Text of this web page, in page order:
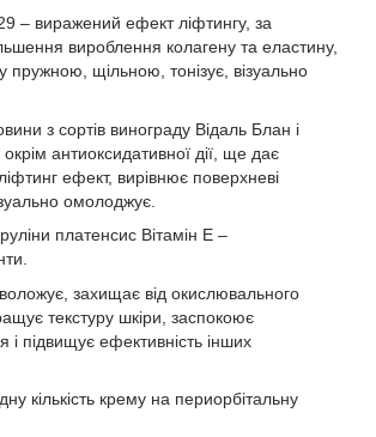
– виражений ефект ліфтингу, за
вироблення колагену та еластину,
пружною, щільною, тонізує, візуально
з сортів винограду Відаль Блан і
антиоксидативної дії, ще дає
ефект, вирівнює поверхневі
омолоджує.
платенсис Вітамін Е –
захищає від окислювального
текстуру шкіри, заспокоює
і підвищує ефективність інших
кількість крему на периорбітальну